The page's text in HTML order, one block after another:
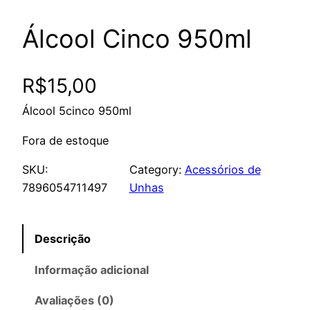
Álcool Cinco 950ml
R$15,00
Álcool 5cinco 950ml
Fora de estoque
SKU:
7896054711497
Category: Acessórios de
Unhas
Descrição
Informação adicional
Avaliações (0)